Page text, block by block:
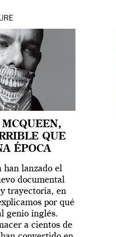
QUE
ÉPOCA
han lanzado el
documental
trayectoria, en
por qué
genio inglés.
a cientos de